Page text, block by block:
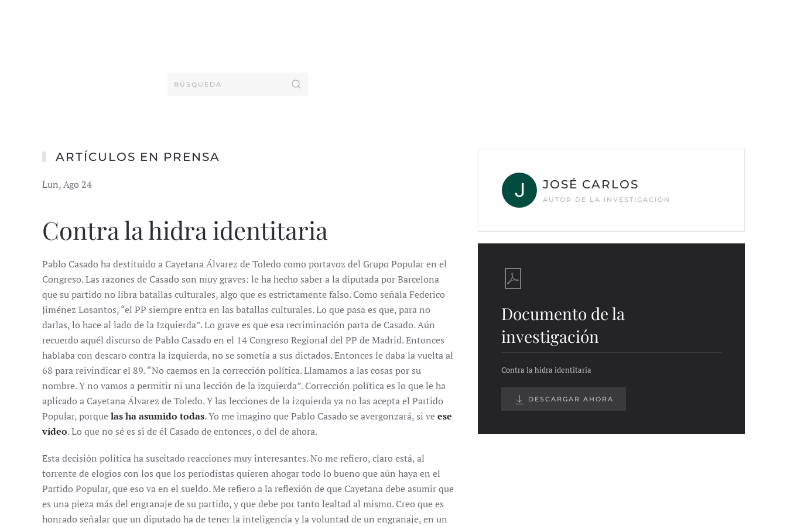
ARTÍCULOS EN PRENSA
Lun, Ago 24
Contra la hidra identitaria
Pablo Casado ha destituido a Cayetana Álvarez de Toledo como portavoz del Grupo Popular en el
Congreso. Las razones de Casado son muy graves: le ha hecho saber a la diputada por Barcelona
que su partido no libra batallas culturales, algo que es estrictamente falso. Como señala Federico
Jiménez Losantos, “el PP siempre entra en las batallas culturales. Lo que pasa es que, para no
darlas, lo hace al lado de la Izquierda”. Lo grave es que esa recriminación parta de Casado. Aún
recuerdo aquél discurso de Pablo Casado en el 14 Congreso Regional del PP de Madrid. Entonces
hablaba con descaro contra la izquierda, no se sometía a sus dictados. Entonces le daba la vuelta al
68 para reivindicar el 89. “No caemos en la corrección política. Llamamos a las cosas por su
nombre. Y no vamos a permitir ni una lección de la izquierda”. Corrección política es lo que le ha
aplicado a Cayetana Álvarez de Toledo. Y las lecciones de la izquierda ya no las acepta el Partido
Popular, porquelas ha asumido todas. Yo me imagino que Pablo Casado se avergonzará, si veese
vídeo. Lo que no sé es si de él Casado de entonces, o del de ahora.
Esta decisión política ha suscitado reacciones muy interesantes. No me refiero, claro está, al
torrente de elogios con los que los periodistas quieren ahogar todo lo bueno que aún haya en el
Partido Popular, que eso va en el sueldo. Me refiero a la reflexión de que Cayetana debe asumir que
es una pieza más del engranaje de su partido, y que debe por tanto lealtad al mismo. Creo que es
honrado señalar que un diputado ha de tener la inteligencia y la voluntad de un engranaje, en un
JOSÉ CARLOS
AUTOR DE LA INVESTIGACIÓN
Documento de la
investigación
Contra la hidra identitaria
DESCARGAR AHORA